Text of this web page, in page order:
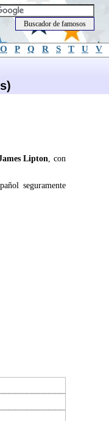
O P Q R S T U V
Lipton, con
seguramente